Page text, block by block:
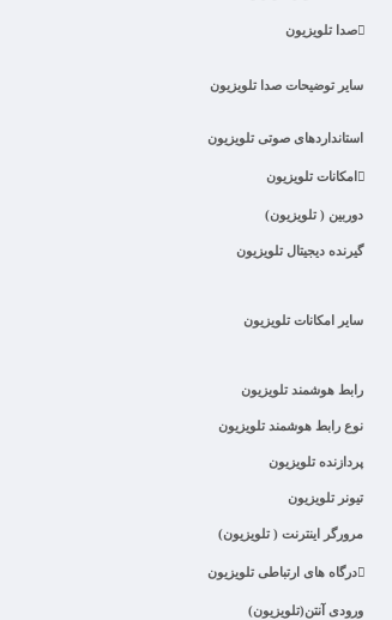
صدا تلویزیون
سایر توضیحات صدا تلویزیون
استانداردهای صوتی تلویزیون
امکانات تلویزیون
دوربین ( تلویزیون)
گیرنده دیجیتال تلویزیون
سایر امکانات تلویزیون
رابط هوشمند تلویزیون
نوع رابط هوشمند تلویزیون
پردازنده تلویزیون
تیونر تلویزیون
مرورگر اینترنت ( تلویزیون)
درگاه های ارتباطی تلویزیون
ورودی آنتن(تلویزیون)